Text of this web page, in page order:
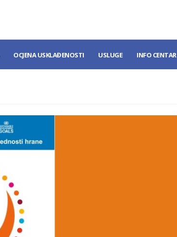
OCJENA USKLAĐENOSTI USLUGE INFO CENTAR